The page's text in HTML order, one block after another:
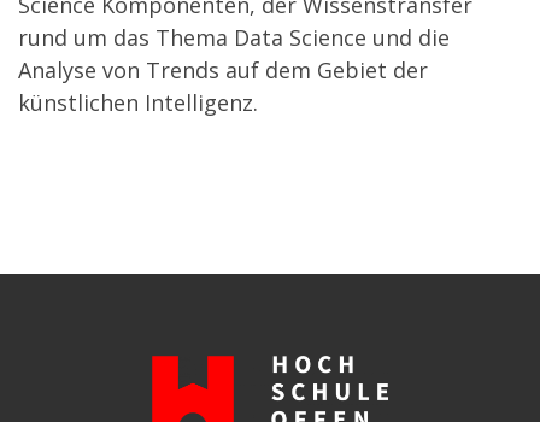
rund um das Thema Data Science und die
Analyse von Trends auf dem Gebiet der
künstlichen Intelligenz.